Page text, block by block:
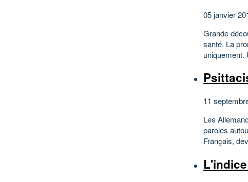
05 janvier
Grande
santé. La
uniquement.
11
Les
paroles
Français,